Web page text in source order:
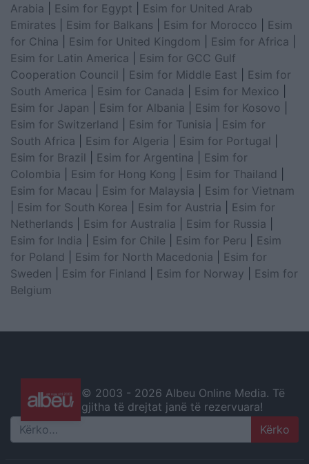
Arabia
Esim for Egypt
Esim for United Arab
Emirates
Esim for Balkans Esim for Morocco
Esim
for China
Esim for United Kingdom Esim for Africa
Esim for Latin America
Esim for GCC Gulf
Cooperation Council
Esim for Middle East
Esim for
South America
Esim for Canada Esim for Mexico
Esim for Japan
Esim for Albania Esim for Kosovo
Esim for Switzerland
Esim for Tunisia
Esim for
South Africa
Esim for Algeria Esim for Portugal
Esim for Brazil
Esim for Argentina
Esim for
Colombia
Esim for Hong Kong Esim for Thailand
Esim for Macau
Esim for Malaysia
Esim for Vietnam
Esim for South Korea Esim for Austria
Esim for
Netherlands
Esim for Australia Esim for Russia
Esim for India
Esim for Chile Esim for Peru
Esim
for Poland
Esim for North Macedonia
Esim for
Sweden
Esim for Finland Esim for Norway
Esim for
Belgium
© 2003 - 2026 Albeu Online Media. Të
gjitha të drejtat janë të rezervuara!
Search